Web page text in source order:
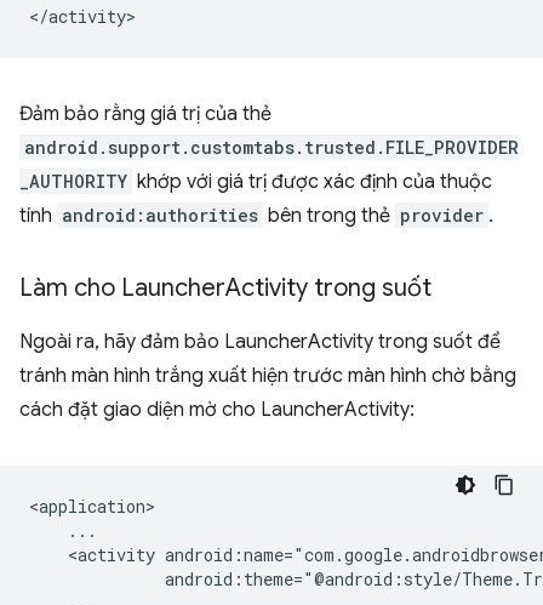
Đảm bảo rằng giá trị của thẻ
android.support.customtabs.trusted.FILE_PROVIDER
_AUTHORITY khớp với giá trị được xác định của thuộc
tính android:authorities bên trong thẻ provider .
Làm cho LauncherActivity trong suốt
Ngoài ra, hãy đảm bảo LauncherActivity trong suốt để
tránh màn hình trắng xuất hiện trước màn hình chờ bằng
cách đặt giao diện mờ cho LauncherActivity:
<activity